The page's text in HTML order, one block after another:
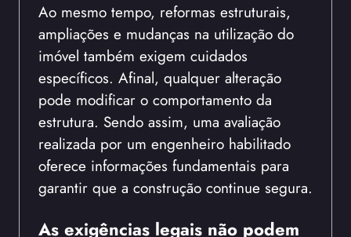
Ao mesmo tempo, reformas estruturais,
ampliações e mudanças na utilização do
imóvel também exigem cuidados
específicos. Afinal, qualquer alteração
pode modificar o comportamento da
estrutura. Sendo assim, uma avaliação
realizada por um engenheiro habilitado
oferece informações fundamentais para
garantir que a construção continue segura.
As exigências legais não podem